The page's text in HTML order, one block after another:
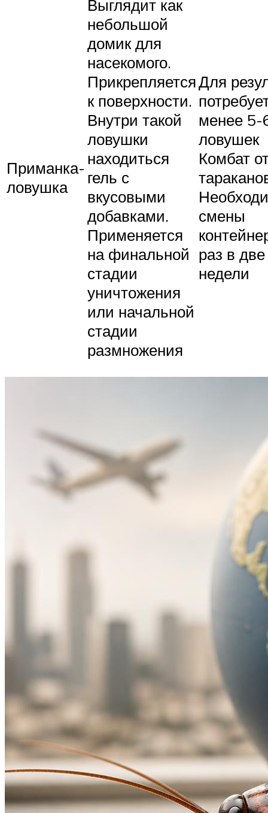
Приманка-
ловушка
Выглядит как
небольшой
домик для
насекомого.
Прикрепляется
к поверхности.
Внутри такой
ловушки
находиться
гель с
вкусовыми
добавками.
Применяется
на финальной
стадии
уничтожения
или начальной
стадии
размножения
Для
менее 5-
ловушек
Комбат
смены
раз в две
недели